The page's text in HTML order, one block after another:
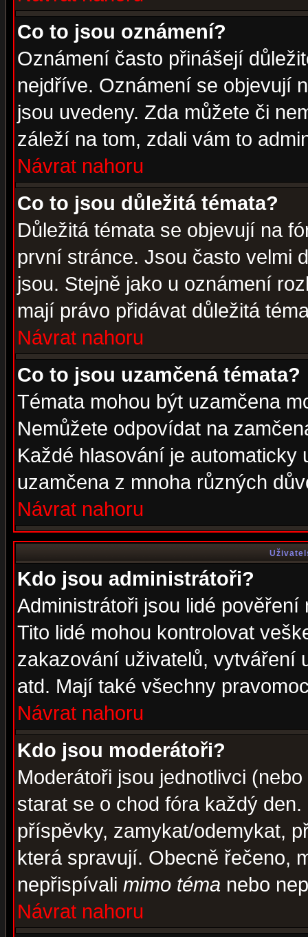
Co to jsou oznámení?
Oznámení často přinášejí
nejdříve. Oznámení se objevují
jsou uvedeny. Zda můžete či
záleží na tom, zdali vám to
Návrat nahoru
Co to jsou důležitá témata?
Důležitá témata se objevují na
první stránce. Jsou často velmi
jsou. Stejně jako u oznámení
mají právo přidávat důležitá
Návrat nahoru
Co to jsou uzamčená témata?
Témata mohou být uzamčena
Nemůžete odpovídat na
Každé hlasování je automaticky
uzamčena z mnoha různých
Návrat nahoru
Kdo jsou administrátoři?
Administrátoři jsou lidé
Tito lidé mohou kontrolovat
zakazování uživatelů, vytváření
atd. Mají také všechny
Návrat nahoru
Kdo jsou moderátoři?
Moderátoři jsou jednotlivci
starat se o chod fóra každý
příspěvky, zamykat/odemykat,
která spravují. Obecně řečeno,
nepřispívali mimo téma nebo
Návrat nahoru